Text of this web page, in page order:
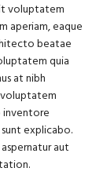
voluptatem
aperiam, eaque
beatae
quia
at nibh
inventore
explicabo.
aut